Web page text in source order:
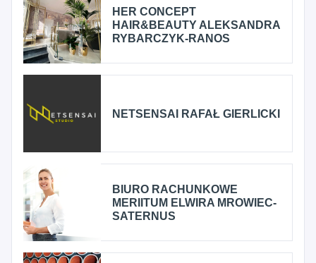
HER CONCEPT
HAIR&BEAUTY ALEKSANDRA
RYBARCZYK-RANOS
NETSENSAI RAFAŁ GIERLICKI
BIURO RACHUNKOWE
MERIITUM ELWIRA MROWIEC-
SATERNUS